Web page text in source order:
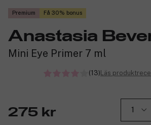
Premium Få 30% bonus
Anastasia
Mini Eye Primer 7 ml
(13)Läs
275 kr